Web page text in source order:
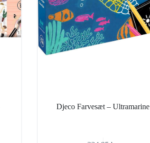
Djeco Farvesæt – Ultramarine